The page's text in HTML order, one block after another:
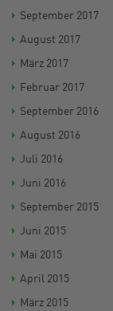
September 2017
August 2017
März 2017
Februar 2017
September 2016
August 2016
Juli 2016
Juni 2016
September 2015
Juni 2015
Mai 2015
April 2015
März 2015